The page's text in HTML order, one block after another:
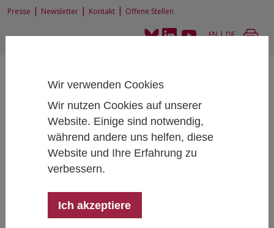
Wir verwenden Cookies
Wir nutzen Cookies auf unserer
Website. Einige sind notwendig,
während andere uns helfen, diese
Website und Ihre Erfahrung zu
verbessern.
Ich akzeptiere
Presse | Newsletter | Kontakt | Offene Stellen
EN|DE
Personen
Ing. Johannes Eckhardt